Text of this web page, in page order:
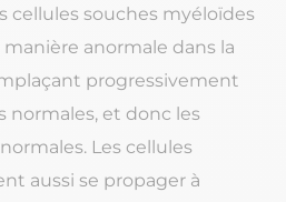
cellules souches myéloïdes
anormale dans la
progressivement
normales, et donc les
Les cellules
aussi se propager à